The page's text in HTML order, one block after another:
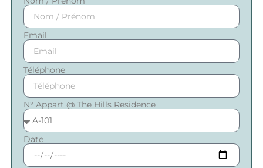
Email
Téléphone
N° Appart @ The Hills Residence
Date